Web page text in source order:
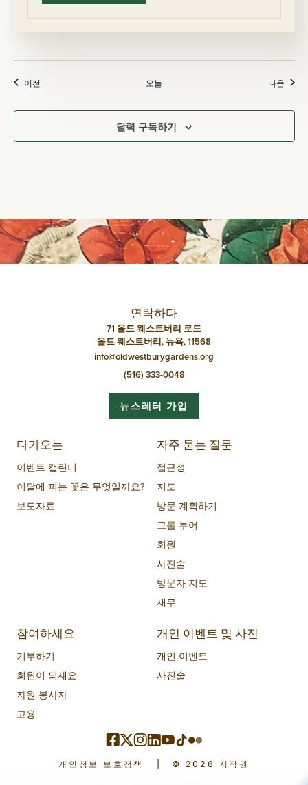
스
윙
이전일정표 오늘 다음일정표
달력 구독하기
연락하다
71 올드 웨스트버리 로드
올드 웨스트버리, 뉴욕, 11568
info@oldwestburygardens.org
(516) 333-0048
뉴스레터 가입
다가오는
이벤트 캘린더
이달에 피는 꽃은 무엇일까요?
보도자료
자주 묻는 질문
접근성
지도
방문 계획하기
그룹 투어
회원
사진술
방문자 지도
재무
참여하세요
기부하기
회원이 되세요
자원 봉사자
고용
개인 이벤트 및 사진
개인 이벤트
사진술
개인정보 보호정책 © 2026 저작권